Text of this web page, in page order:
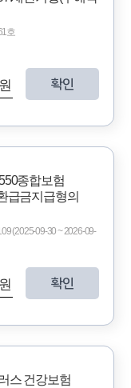
호
확인
종합보험
급금지급형의
(2025-09-30 ~ 2026-09-
확인
스 건강보험